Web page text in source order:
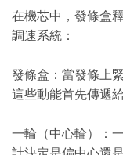
在機芯中，發條盒
調速系統：
發條盒：當發條上
這些動能首先傳遞
一輪（中心輪）：